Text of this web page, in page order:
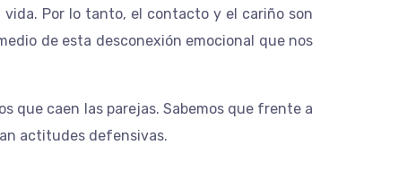
Por lo tanto, el contacto y el cariño son
de esta desconexión emocional que nos
que caen las parejas. Sabemos que frente a
actitudes defensivas.